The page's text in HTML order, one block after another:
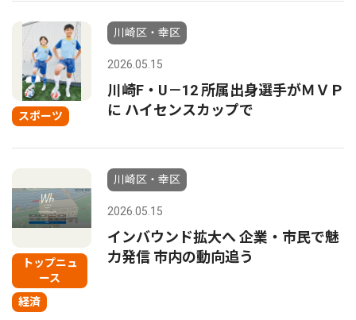
スポーツ
川崎区・幸区
2026.05.15
川崎F・U－12 所属出身選手がＭＶＰ
に ハイセンスカップで
トップニュ
ース
経済
川崎区・幸区
2026.05.15
インバウンド拡大へ 企業・市民で魅
力発信 市内の動向追う